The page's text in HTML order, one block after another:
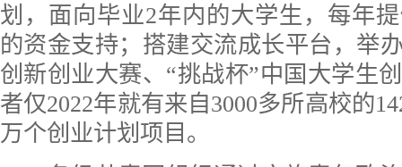
划，面向毕业2年内的大学生，每年
的资金支持；搭建交流成长平台，举
创新创业大赛、“挑战杯”中国大学生
者仅2022年就有来自3000多所高校的
万个创业计划项目。